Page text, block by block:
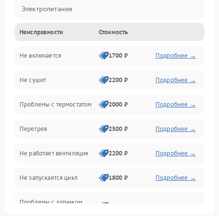
Электропитание
Нагрев
Механические повреждения
Оптика
Программное обеспечение
Датчики
Безопасность
Неисправности Стоимость
Не включается 1700 ₽ Подробнее →
Не сушит 2200 ₽ Подробнее →
Проблемы с термостатом 2000 ₽ Подробнее →
Перегрев 2500 ₽ Подробнее →
Не работает вентиляция 2200 ₽ Подробнее →
Не запускается цикл 1800 ₽ Подробнее →
Проблемы с датчиком